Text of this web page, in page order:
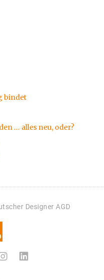
bindet
… alles neu, oder?
Designer AGD